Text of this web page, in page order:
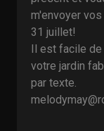
m'envoyer
31 juillet!
Il est facile
votre jardin
par texte.